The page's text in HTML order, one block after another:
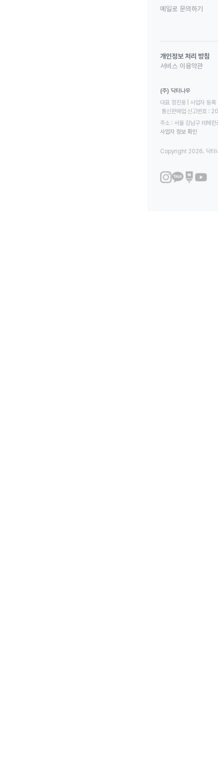
메일로 문의하기
개인정보 처리 방침
서비스 이용약관
(주) 닥터나우
대표 정진웅 | 사업자
통신판매업 신고번호
주소 : 서울 강남구 테헤
사업자 정보 확인
Copyright 2026. 닥터